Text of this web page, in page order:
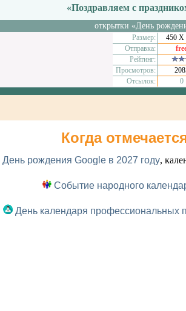
«Поздравляем с
открытки «День
Размер:
450 Х
Отправка:
Рейтинг:
Просмотров:
Отсылок:
0
Когда
День рождения Google в 2027 году,
Событие народного
День календаря профессиональных